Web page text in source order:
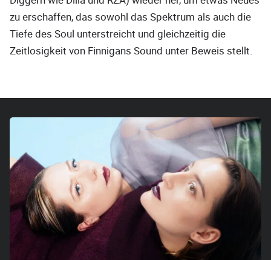
zu erschaffen, das sowohl das Spektrum als auch die
Tiefe des Soul unterstreicht und gleichzeitig die
Zeitlosigkeit von Finnigans Sound unter Beweis stellt.